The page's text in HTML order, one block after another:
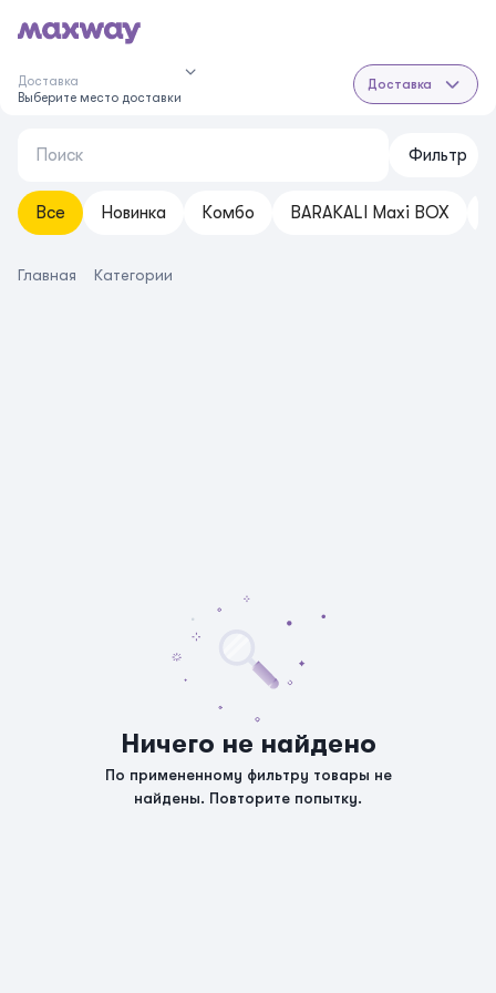
Доставка
Выберите место доставки
Доставка
Фильтр
Все Новинка Комбо BARAKALI Maxi BOX
Главная Категории
Ничего не найдено
По примененному фильтру товары не
найдены. Повторите попытку.